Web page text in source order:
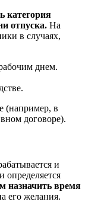
категория
отпуска. На
в случаях,
днем.
(например, в
договоре).
и
определяется
назначить время
его желания.